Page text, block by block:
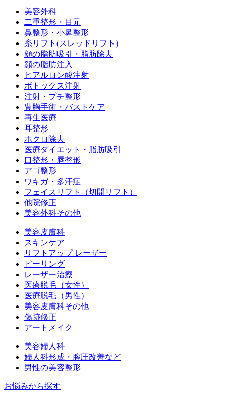
美容外科
二重整形・目元
鼻整形・小鼻整形
糸リフト(スレッドリフト)
顔の脂肪吸引・脂肪除去
顔の脂肪注入
ヒアルロン酸注射
ボトックス注射
注射・プチ整形
豊胸手術・バストケア
再生医療
耳整形
ホクロ除去
医療ダイエット・脂肪吸引
口整形・唇整形
アゴ整形
ワキガ・多汗症
フェイスリフト（切開リフト）
他院修正
美容外科その他
美容皮膚科
スキンケア
リフトアップ レーザー
ピーリング
レーザー治療
医療脱毛（女性）
医療脱毛（男性）
美容皮膚科その他
傷跡修正
アートメイク
美容婦人科
婦人科形成・膣圧改善など
男性の美容整形
お悩みから探す